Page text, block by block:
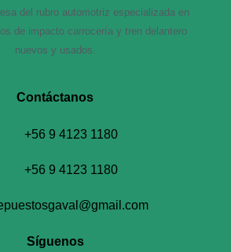
del rubro automotriz especializada en
de impacto carrocería y tren delantero
nuevos y usados.
Contáctanos​
+56 9 4123 1180
+56 9 4123 1180
Síguenos